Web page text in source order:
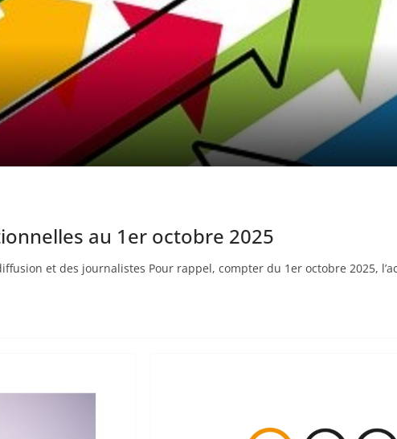
au 1er octobre 2025
et des journalistes Pour rappel, compter du 1er octobre 2025,